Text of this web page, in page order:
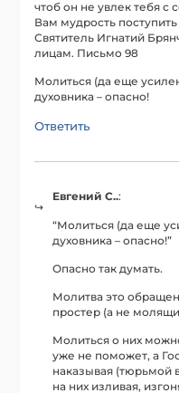
чтоб он не увлек тебя с
Вам мудрость
Святитель Игнатий
лицам. Письмо 98
Молиться (да еще
духовника – опасно!
Ответить
Евгений С..:
“Молиться (да еще
духовника – опасно!”
Опасно так думать.
Молитва это
простер (а не
Молиться о них
уже не поможет, а
наказывая (тюрьмой
на них изливая,